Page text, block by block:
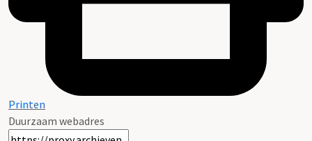
Printen
Duurzaam webadres